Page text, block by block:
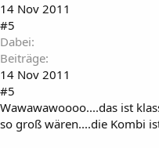
14 Nov 2011
#5
Dabei
Beiträge
14 Nov 2011
#5
Wawawawoooo....das ist
so groß wären....die Kombi